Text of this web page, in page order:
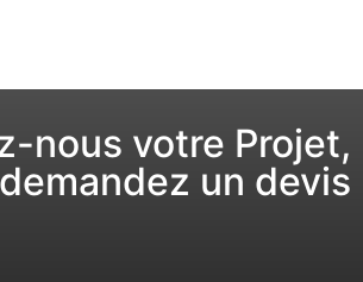
nous votre Projet,
demandez un devis